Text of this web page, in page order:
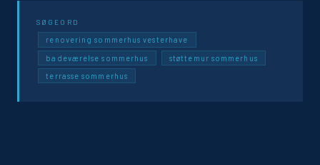
SØGEORD
renovering sommerhus vesterhave
badeværelse sommerhus
støttemur sommerhus
terrasse sommerhus